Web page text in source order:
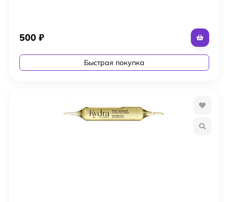
500 ₽
Быстрая покупка